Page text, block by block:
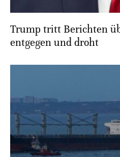
Trump tritt Berichten
entgegen und droht